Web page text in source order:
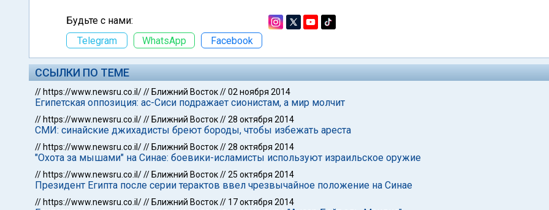
Будьте с нами:
Telegram
WhatsApp Facebook
ССЫЛКИ ПО ТЕМЕ
// https://www.newsru.co.il/// Ближний Восток//02 ноября 2014
Египетская оппозиция: ас-Сиси подражает сионистам, а мир молчит
// https://www.newsru.co.il/// Ближний Восток//28 октября 2014
СМИ: синайские джихадисты бреют бороды, чтобы избежать ареста
// https://www.newsru.co.il/// Ближний Восток//28 октября 2014
"Охота за мышами" на Синае: боевики-исламисты используют израильское оружие
// https://www.newsru.co.il/// Ближний Восток//25 октября 2014
Президент Египта после серии терактов ввел чрезвычайное положение на Синае
// https://www.newsru.co.il/// Ближний Восток// 17 октября 2014